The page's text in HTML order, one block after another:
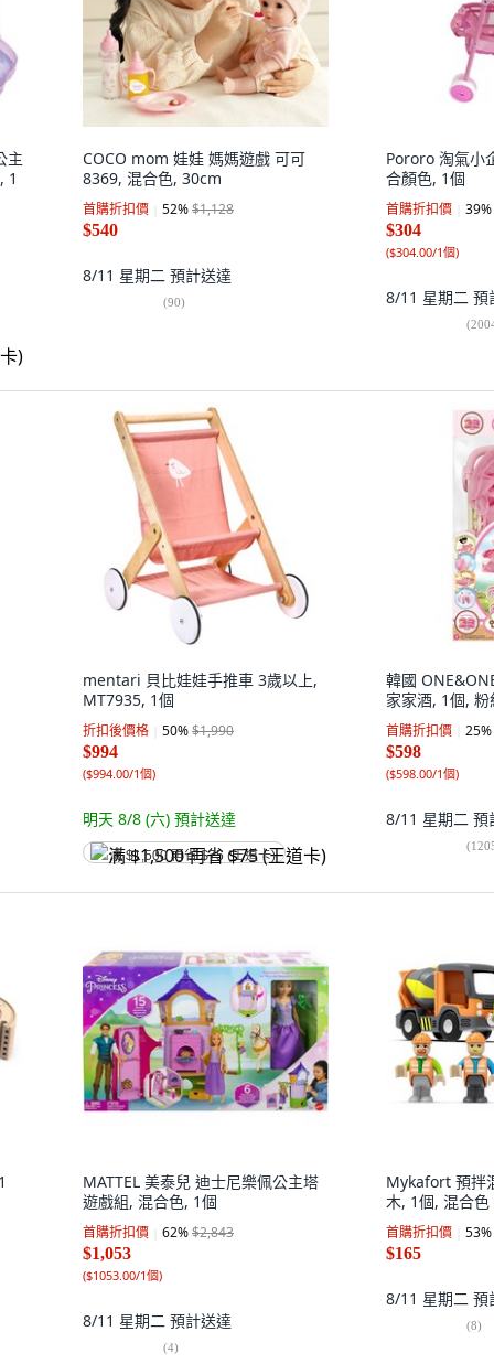
主
1
COCO mom 娃娃 媽媽遊戲 可可
8369, 混合色, 30cm
首購折扣價 52%$1,128
$540
8/11 星期二 預計送達
(90)
Pororo 淘氣小
合顏色, 1個
首購折扣價 39%
$304
($304.00/1個)
8/11 星期二 預
(
mentari 貝比娃娃手推車 3歲以上,
MT7935, 1個
折扣後價格 50%$1,990
$994
($994.00/1個)
明天 8/8 (六) 預計送達
满 $1,500 再省 $75 (王道卡)
韓國
家家酒, 1個, 粉
首購折扣價 25%
$598
($598.00/1個)
8/11 星期二 預
(
MATTEL 美泰兒 迪士尼樂佩公主塔
遊戲組, 混合色, 1個
首購折扣價 62%$2,843
$1,053
($1053.00/1個)
8/11 星期二 預計送達
(4)
Mykafort 預拌
木, 1個, 混合色
首購折扣價 53%
$165
8/11 星期二 預
(8)